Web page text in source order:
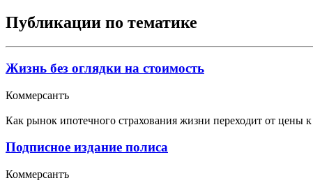
Публикации по тематике
Жизнь без оглядки на стоимость
Коммерсантъ
Как рынок ипотечного страхования жизни переходит от цены к
Подписное издание полиса
Коммерсантъ